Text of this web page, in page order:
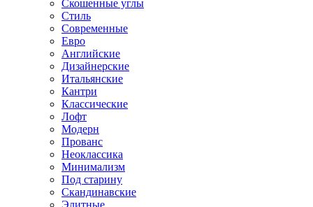
Скошенные углы
Стиль
Современные
Евро
Английские
Дизайнерские
Итальянские
Кантри
Классические
Лофт
Модерн
Прованс
Неоклассика
Минимализм
Под старину
Скандинавские
Элитные